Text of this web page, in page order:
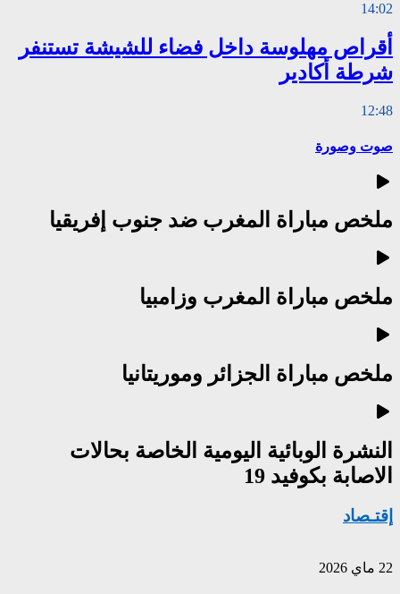
14:02
أقراص مهلوسة داخل فضاء للشيشة تستنفر
شرطة أكادير
12:48
صوت وصورة
ملخص مباراة المغرب ضد جنوب إفريقيا
ملخص مباراة المغرب وزامبيا
ملخص مباراة الجزائر وموريتانيا
النشرة الوبائية اليومية الخاصة بحالات
الاصابة بكوفيد 19
إقتـصاد
22 ماي 2026